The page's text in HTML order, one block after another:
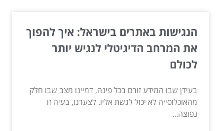
הנגישות באתרים בישראל: איך להפוך
את המרחב הדיגיטלי לנגיש יותר
לכולם
בעידן שבו המידע זורם בכל פינה, דמיינו מצב שבו חלק
מהאוכלוסייה לא יכול לגשת אליו. לצערנו, בעיה זו
נפוצה...